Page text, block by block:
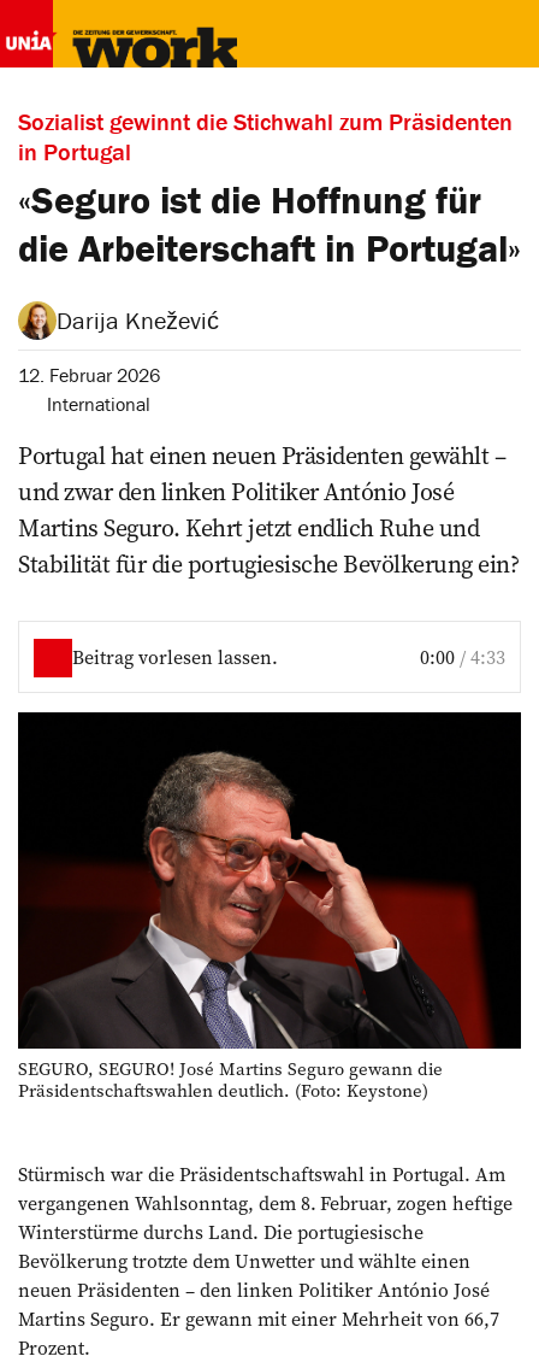
Sozialist gewinnt die Stichwahl zum Präsidenten
in Portugal
«Seguro ist die Hoffnung für
die Arbeiterschaft in Portugal»
Darija Knežević
12. Februar 2026
International
Portugal hat einen neuen Präsidenten gewählt –
und zwar den linken Politiker António José
Martins Seguro. Kehrt jetzt endlich Ruhe und
Stabilität für die portugiesische Bevölkerung ein?
Beitrag vorlesen lassen. 0:00 /4:33
SEGURO, SEGURO! José Martins Seguro gewann die
Präsidentschaftswahlen deutlich. (Foto: Keystone)
Stürmisch war die Präsidentschaftswahl in Portugal. Am
vergangenen Wahlsonntag, dem 8. Februar, zogen heftige
Winterstürme durchs Land. Die portugiesische
Bevölkerung trotzte dem Unwetter und wählte einen
neuen Präsidenten – den linken Politiker António José
Martins Seguro. Er gewann mit einer Mehrheit von 66,7
Prozent.